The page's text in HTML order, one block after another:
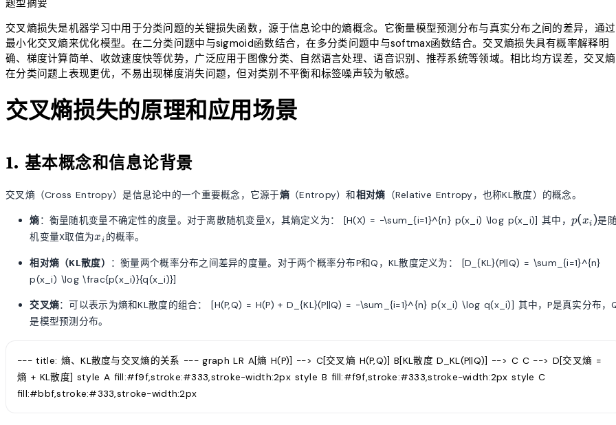
交叉熵损失是机器学习中用于分类问题的关键损失函数，源于信息论中的熵概念。它衡量模型预测分布与真实分布之间的差异，通过
最小化交叉熵来优化模型。在二分类问题中与sigmoid函数结合，在多分类问题中与softmax函数结合。交叉熵损失具有概率解释明
确、梯度计算简单、收敛速度快等优势，广泛应用于图像分类、自然语言处理、语音识别、推荐系统等领域。相比均方误差，交叉熵
在分类问题上表现更优，不易出现梯度消失问题，但对类别不平衡和标签噪声较为敏感。
交叉熵损失的原理和应用场景
1. 基本概念和信息论背景
交叉熵（Cross Entropy）是信息论中的一个重要概念，它源于熵（Entropy）和相对熵 （Relative Entropy，也称KL散度）的概念。
熵：衡量随机变量不确定性的度量。对于离散随机变量X，其熵定义为： [H(X) = -\sum_{i=1}^{n} p(x_i) \log p(x_i)] 其中， p(x_i)
p(xi )是
机变量X取值为x_i
xi 的概率。
相对熵（KL散度）
：衡量两个概率分布之间差异的度量。对于两个概率分布P和Q，KL散度定义为： [D_{KL}(P||Q) = \sum_{i=1}^{n}
p(x_i) \log \frac{p(x_i)}{q(x_i)}]
交叉熵：可以表示为熵和KL散度的组合： [H(P,Q) = H(P) + D_{KL}(P||Q) = -\sum_{i=1}^{n} p(x_i) \log q(x_i)] 其中，P是真实分布，
是模型预测分布。
--- title: 熵、KL散度与交叉熵的关系 --- graph LR A[熵 H(P)] --> C[交叉熵 H(P,Q)] B[KL散度 D_KL(P||Q)] --> C C --> D[交叉熵 =
熵 + KL散度] style A fill:#f9f,stroke:#333,stroke-width:2px style B fill:#f9f,stroke:#333,stroke-width:2px style C
fill:#bbf,stroke:#333,stroke-width:2px